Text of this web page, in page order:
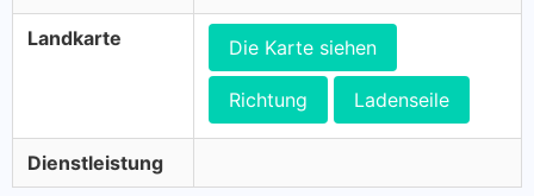
Landkarte Die Karte siehen
Richtung Ladenseile
Dienstleistung